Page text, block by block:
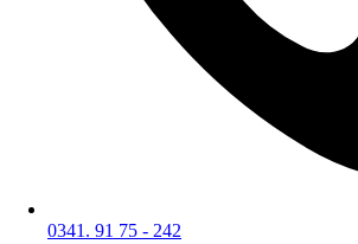
0341. 91 75 - 242